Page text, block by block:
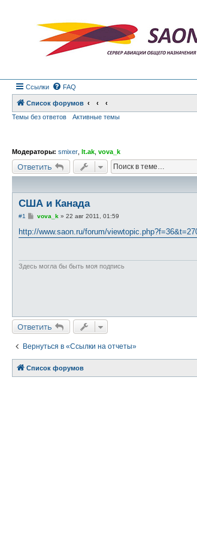
Ссылки FAQ
Список форумов
Темы без ответов
Активные темы
Модераторы: smixer lt.ak vova_k
Ответить
США и Канада
#1
С
о
б
и
vova_k » 22 авг 2011, 01:59
http://www.saon.ru/forum/
Здесь могла бы быть моя подпись
Ответить
Вернуться в «Ссылки на отчеты»
Список форумов